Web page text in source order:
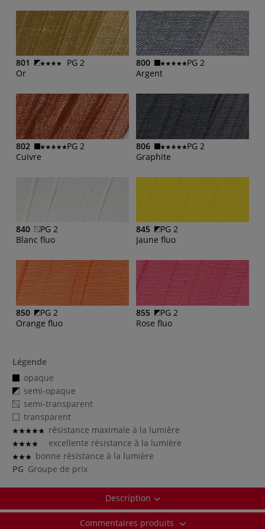
801
PG 2
Or
800
PG 2
Argent
802
PG 2
Cuivre
806
PG 2
Graphite
840
PG 2
Blanc fluo
845
PG 2
Jaune fluo
850
PG 2
Orange fluo
855
PG 2
Rose fluo
Légende
opaque
semi-opaque
semi-transparent
transparent
résistance maximale à la lumière
excellente résistance à la lumière
bonne résistance à la lumière
PG Groupe de prix
Description
Commentaires produits